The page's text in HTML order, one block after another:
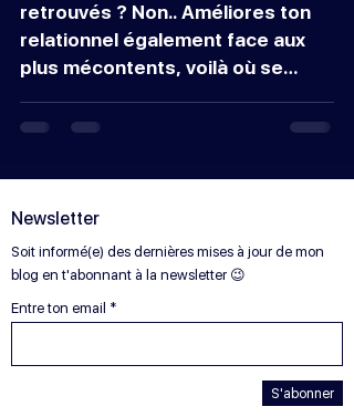
retrouvés ? Non.. Améliores ton
relationnel également face aux
plus mécontents, voilà où se
Newsletter
Soit informé(e) des dernières mises à jour de mon
blog en t'abonnant à la newsletter 😉
Entre ton email
S'abonner